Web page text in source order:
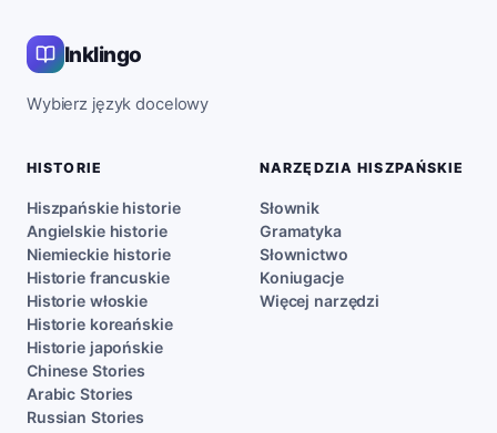
Inklingo
Wybierz język docelowy
HISTORIE
Hiszpańskie historie
Angielskie historie
Niemieckie historie
Historie francuskie
Historie włoskie
Historie koreańskie
Historie japońskie
Chinese Stories
Arabic Stories
Russian Stories
NARZĘDZIA HISZPAŃSKIE
Słownik
Gramatyka
Słownictwo
Koniugacje
Więcej narzędzi